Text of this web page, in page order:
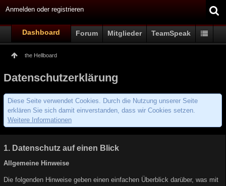
Anmelden oder registrieren
Dashboard Forum Mitglieder TeamSpeak
the Hellboard
Datenschutzerklärung
Diese Seite verwendet Cookies. Durch die Nutzung unserer Seite
erklären Sie sich damit einverstanden, dass wir Cookies setzen.
Weitere Informationen
1. Datenschutz auf einen Blick
Allgemeine Hinweise
Die folgenden Hinweise geben einen einfachen Überblick darüber, was mit